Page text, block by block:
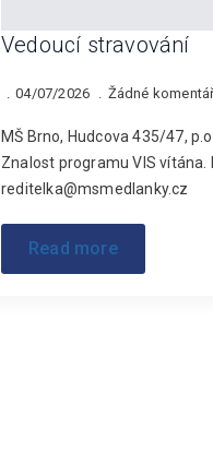
Vedoucí stravování
04/07/2026 Žádné
MŠ Brno, Hudcova 435/47,
Znalost programu VIS
reditelka@msmedlanky.cz
Read more